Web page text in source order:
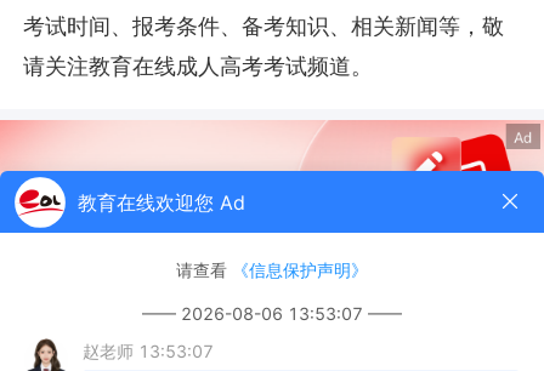
考试时间、报考条件、备考知识、相关新闻等，敬
请关注教育在线成人高考考试频道。
1